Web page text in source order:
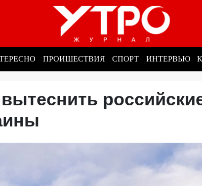
ПРОИШЕСТВИЯ СПОРТ ИНТЕРВЬЮ